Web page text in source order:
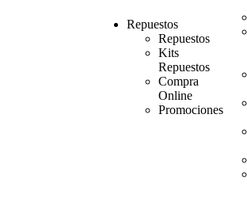
Repuestos
Repuestos
Kits
Repuestos
Compra
Online
Promociones